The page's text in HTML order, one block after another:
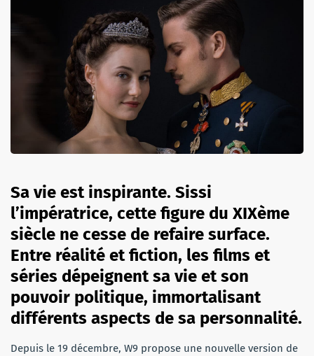
Sa vie est inspirante. Sissi
l’impératrice, cette figure du XIXème
siècle ne cesse de refaire surface.
Entre réalité et fiction, les films et
séries dépeignent sa vie et son
pouvoir politique, immortalisant
différents aspects de sa personnalité.
Depuis le 19 décembre, W9 propose une nouvelle version de